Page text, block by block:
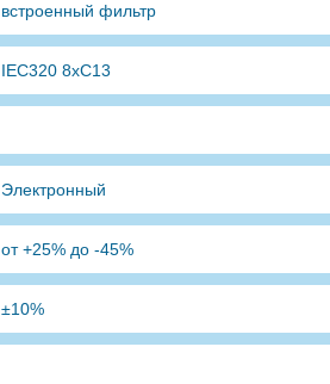
встроенный фильтр
IEC320 8xC13
Электронный
от +25% до -45%
±10%